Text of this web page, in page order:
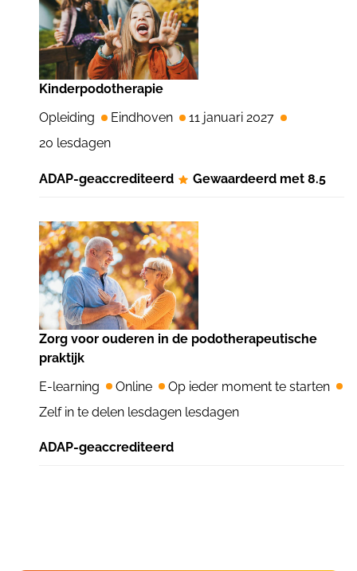
Kinderpodotherapie
Opleiding
Eindhoven
11 januari 2027
20 lesdagen
ADAP-geaccrediteerd Gewaardeerd met 8.5
Zorg voor ouderen in de podotherapeutische
praktijk
E-learning
Online
Op ieder moment te starten
Zelf in te delen lesdagen lesdagen
ADAP-geaccrediteerd